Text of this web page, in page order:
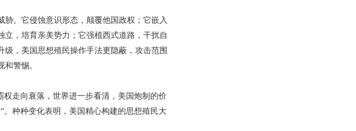
。它侵蚀意识形态，颠覆他国政权；它嵌入
，培育亲美势力；它强植西式道路，干扰自
，美国思想殖民操作手法更隐蔽，攻击范围
警惕。
权走向衰落，世界进一步看清，美国炮制的价
种种变化表明，美国精心构建的思想殖民大